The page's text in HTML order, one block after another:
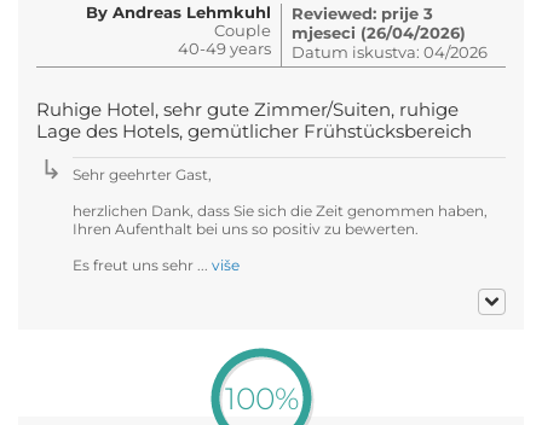
By Andreas Lehmkuhl
Couple
40-49 years
Reviewed: prije 3
mjeseci (26/04/2026)
Datum iskustva: 04/2026
Ruhige Hotel, sehr gute Zimmer/Suiten, ruhige
Lage des Hotels, gemütlicher Frühstücksbereich
Sehr geehrter Gast,
herzlichen Dank, dass Sie sich die Zeit genommen haben,
Ihren Aufenthalt bei uns so positiv zu bewerten.
Es freut uns sehr ... više
100%